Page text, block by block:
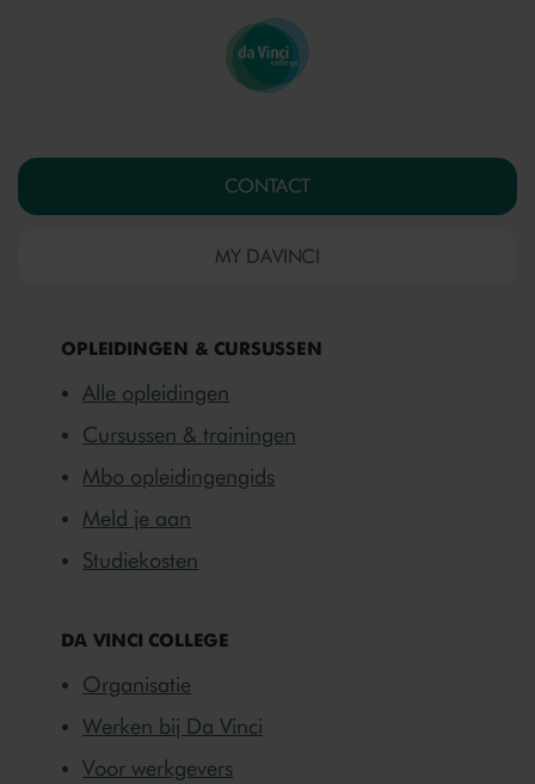
OPLEIDINGEN & CURSUSSEN
Alle opleidingen
Cursussen & trainingen
Mbo opleidingengids
Meld je aan
Studiekosten
DA VINCI COLLEGE
Organisatie
Werken bij Da Vinci
Voor werkgevers
CONTACT
MY DAVINCI